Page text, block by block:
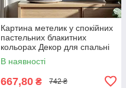
Картина метелик у спокійних
пастельних блакитних
кольорах Декор для спальні
Друк на полотні 40х40см
В наявності
667,80 ₴ 742 ₴